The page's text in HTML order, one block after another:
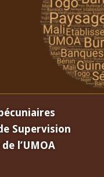
Supervision
l’UMOA